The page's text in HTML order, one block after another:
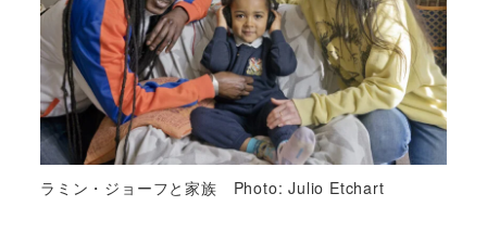
ラミン・ジョーフと家族 Photo: Julio Etchart